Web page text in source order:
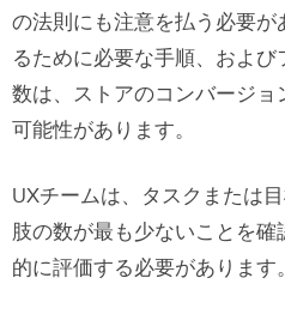
の法則にも注意を払う必要が
るために必要な手順、およ
数は、ストアのコンバージ
可能性があります。
UXチームは、タスクまたは
肢の数が最も少ないことを
的に評価する必要があります。